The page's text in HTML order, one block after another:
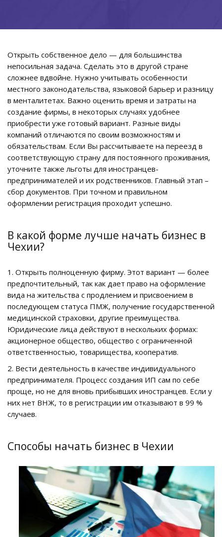
Открыть собственное дело — для большинства
непосильная задача. Сделать это в другой стране
сложнее вдвойне. Нужно учитывать особенности
местного законодательства, языковой барьер и разницу
в менталитетах. Важно оценить время и затраты на
создание фирмы, в некоторых случаях удобнее
приобрести уже готовый вариант. Разные виды
компаний отличаются по своим возможностям и
обязательствам. Если Вы рассчитываете на переезд в
соответствующую страну для постоянного проживания,
уточните также льготы для иностранцев-
предпринимателей и их родственников. Главный этап –
сбор документов. При точном и правильном
оформлении регистрация проходит успешно.
В какой форме лучше начать бизнес в
Чехии?
1. Открыть полноценную фирму. Этот вариант — более
предпочтительный, так как дает право на оформление
вида на жительства с продлением и присвоением в
последующем статуса ПМЖ, получение государственной
медицинской страховки, другие преимущества.
Юридические лица действуют в нескольких формах:
акционерное общество, общество с ограниченной
ответственностью, товарищества, кооператив.
2. Вести деятельность в качестве индивидуального
предпринимателя. Процесс создания ИП сам по себе
проще, но не для вновь прибывших иностранцев. Если у
них нет ВНЖ, то в регистрации им отказывают в 99 %
случаев.
Способы начать бизнес в Чехии